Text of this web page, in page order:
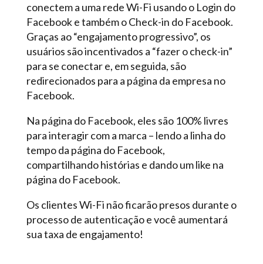
conectem a uma rede Wi-Fi usando o Login do
Facebook e também o Check-in do Facebook.
Graças ao “engajamento progressivo”, os
usuários são incentivados a “fazer o check-in”
para se conectar e, em seguida, são
redirecionados para a página da empresa no
Facebook.
Na página do Facebook, eles são 100% livres
para interagir com a marca – lendo a linha do
tempo da página do Facebook,
compartilhando histórias e dando um like na
página do Facebook.
Os clientes Wi-Fi não ficarão presos durante o
processo de autenticação e você aumentará
sua taxa de engajamento!